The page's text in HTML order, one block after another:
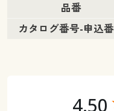
品番
カタログ番号-申込
4.50